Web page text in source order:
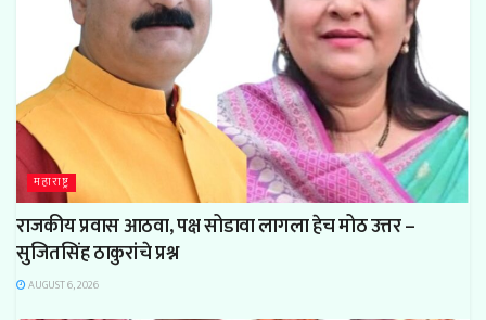
महाराष्ट्र
राजकीय प्रवास आठवा, पक्ष सोडावा लागला हेच मोठ उत्तर –
सुजितसिंह ठाकुरांचे प्रश्न
AUGUST 6, 2026